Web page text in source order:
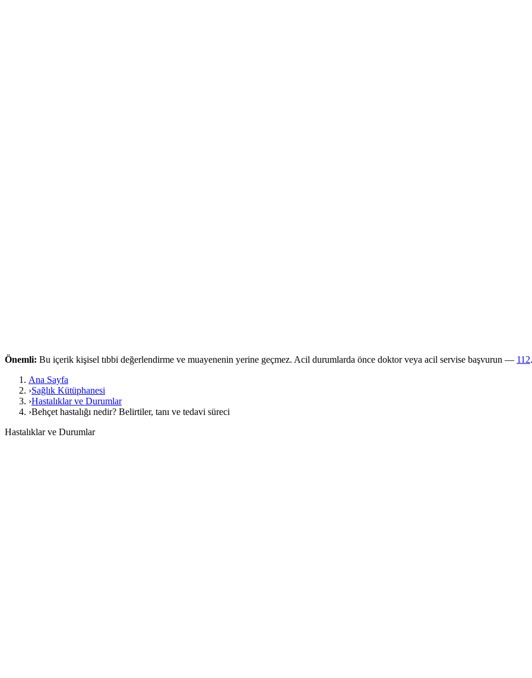
Önemli: Bu içerik kişisel tıbbi değerlendirme ve muayenenin yerine geçmez. Acil durumlarda önce doktor veya acil servise başvurun — 112.
Ana Sayfa
›Sağlık Kütüphanesi
›Hastalıklar ve Durumlar
›Behçet hastalığı nedir? Belirtiler, tanı ve tedavi süreci
Hastalıklar ve Durumlar